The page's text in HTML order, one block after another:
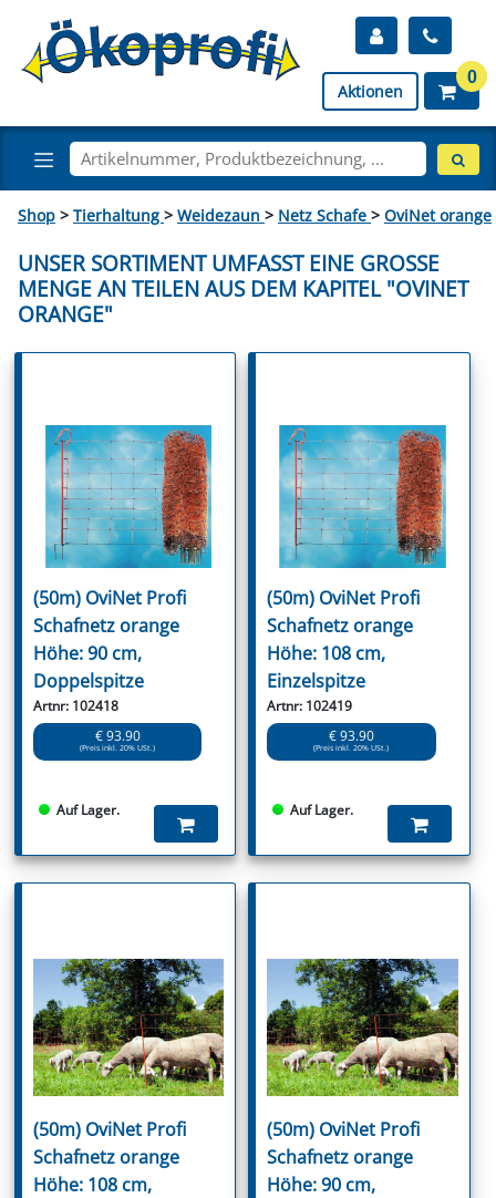
Aktionen
0
Shop > Tierhaltung > Weidezaun > Netz Schafe > OviNet orange
UNSER SORTIMENT UMFASST EINE GROSSE M
ENGE AN TEILEN AUS DEM KAPITEL "OVINET O
RANGE"
(50m) OviNet Profi
Schafnetz orange
Höhe: 90 cm,
Doppelspitze
Artnr: 102418
€ 93.90
(Preis inkl. 20% USt.)
Auf Lager.
(50m) OviNet Profi
Schafnetz orange
Höhe: 108 cm,
Einzelspitze
Artnr: 102419
€ 93.90
(Preis inkl. 20% USt.)
Auf Lager.
(50m) OviNet Profi
Schafnetz orange
Höhe: 108 cm,
(50m) OviNet Profi
Schafnetz orange
Höhe: 90 cm,